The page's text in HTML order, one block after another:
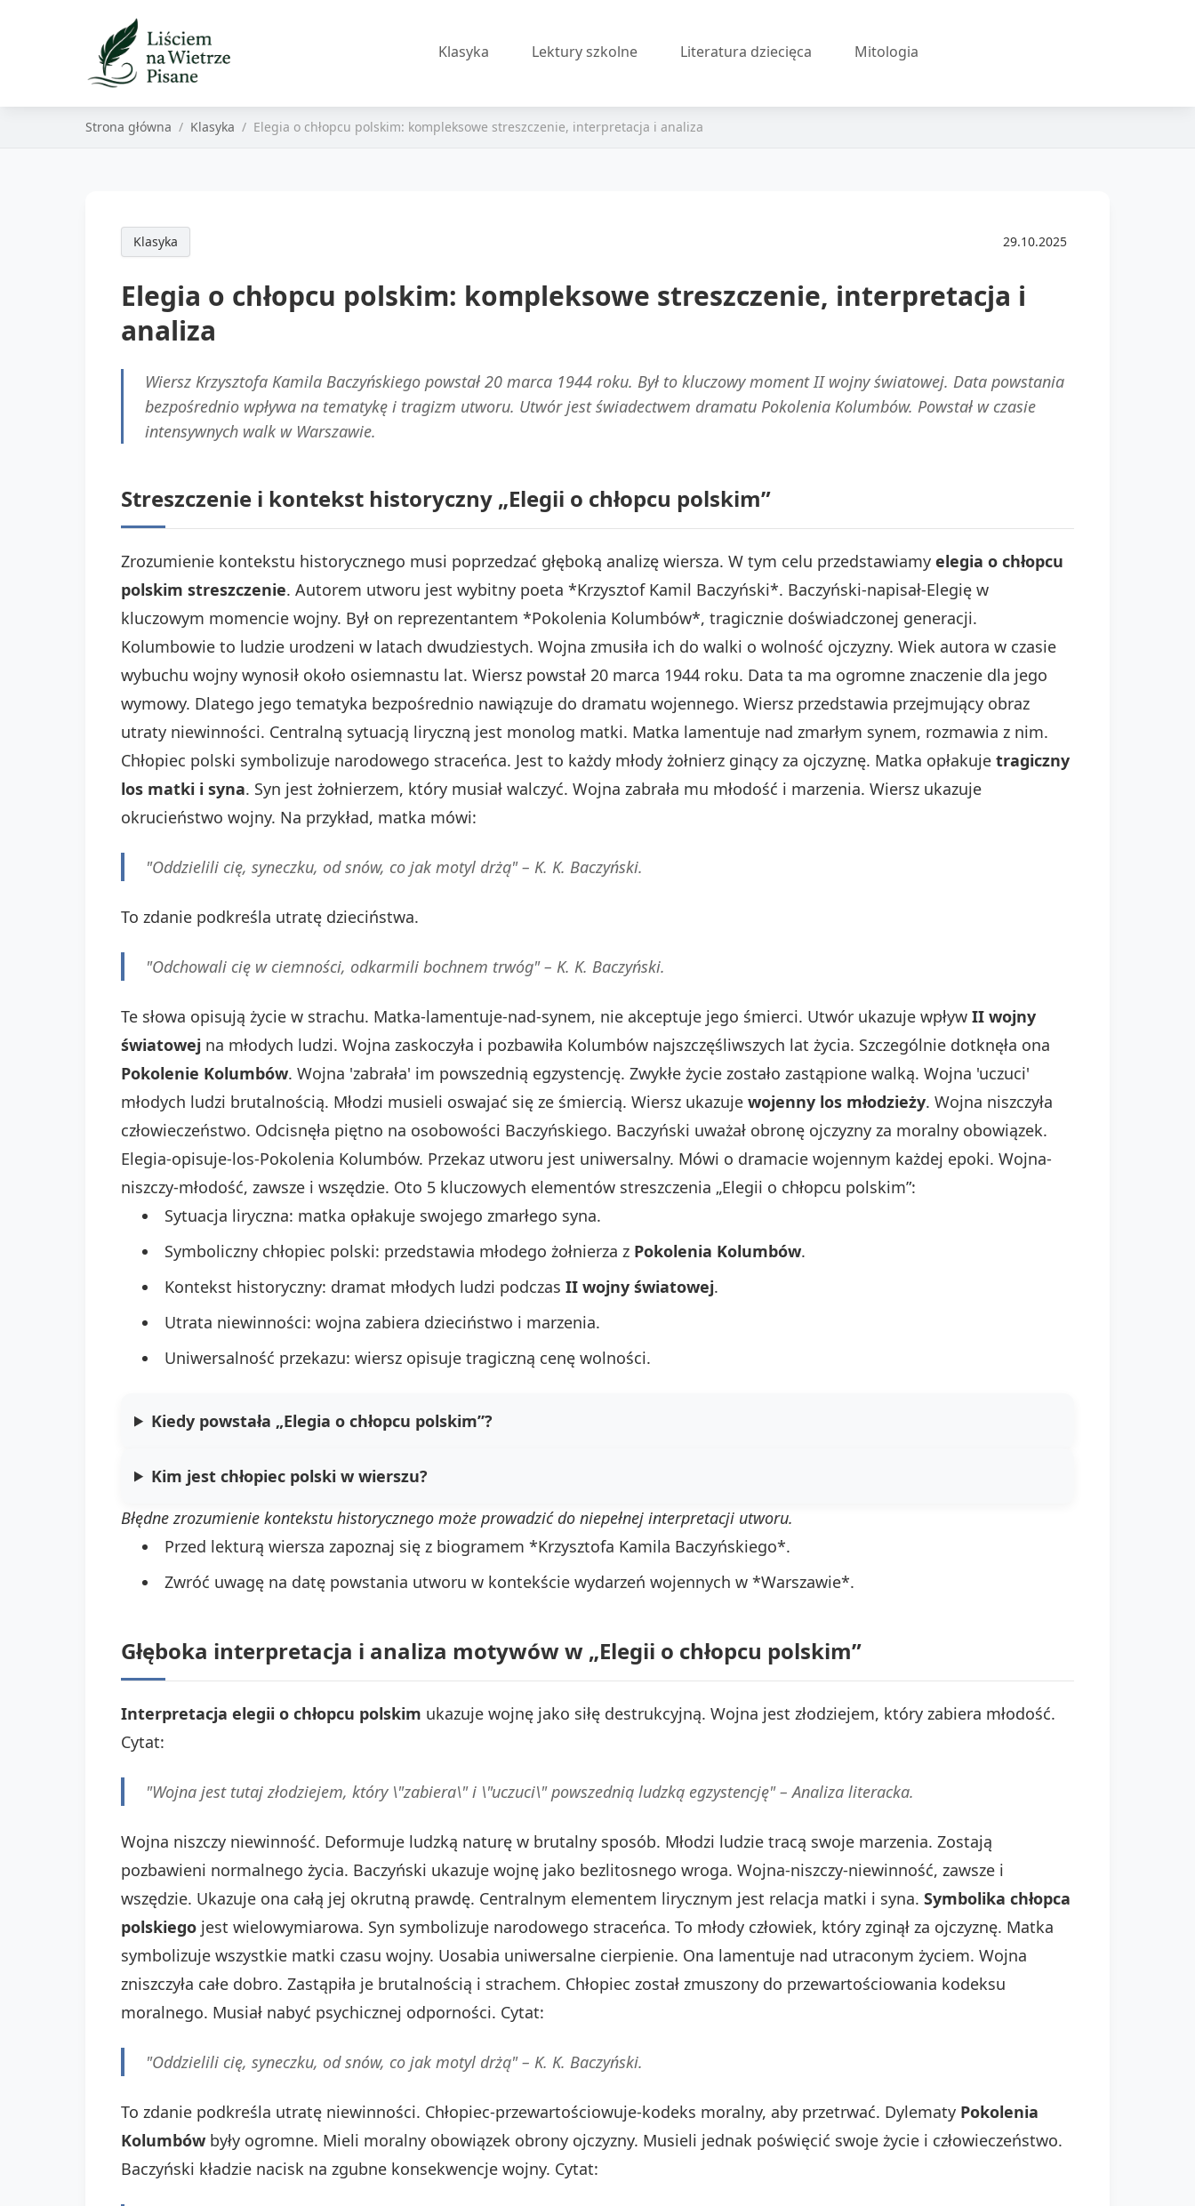
Klasyka Lektury szkolne Literatura dziecięca Mitologia
Strona główna Klasyka Elegia o chłopcu polskim: kompleksowe streszczenie, interpretacja i analiza
Klasyka 29.10.2025
Elegia o chłopcu polskim: kompleksowe streszczenie, interpretacja i
analiza
Wiersz Krzysztofa Kamila Baczyńskiego powstał 20 marca 1944 roku. Był to kluczowy moment II wojny światowej. Data powstania
bezpośrednio wpływa na tematykę i tragizm utworu. Utwór jest świadectwem dramatu Pokolenia Kolumbów. Powstał w czasie
intensywnych walk w Warszawie.
Streszczenie i kontekst historyczny „Elegii o chłopcu polskim”
Zrozumienie kontekstu historycznego musi poprzedzać głęboką analizę wiersza. W tym celu przedstawiamy elegia o chłopcu
polskim streszczenie. Autorem utworu jest wybitny poeta *Krzysztof Kamil Baczyński*. Baczyński-napisał-Elegię w
kluczowym momencie wojny. Był on reprezentantem *Pokolenia Kolumbów*, tragicznie doświadczonej generacji.
Kolumbowie to ludzie urodzeni w latach dwudziestych. Wojna zmusiła ich do walki o wolność ojczyzny. Wiek autora w czasie
wybuchu wojny wynosił około osiemnastu lat. Wiersz powstał 20 marca 1944 roku. Data ta ma ogromne znaczenie dla jego
wymowy. Dlatego jego tematyka bezpośrednio nawiązuje do dramatu wojennego. Wiersz przedstawia przejmujący obraz
utraty niewinności. Centralną sytuacją liryczną jest monolog matki. Matka lamentuje nad zmarłym synem, rozmawia z nim.
Chłopiec polski symbolizuje narodowego straceńca. Jest to każdy młody żołnierz ginący za ojczyznę. Matka opłakuje tragiczny
los matki i syna. Syn jest żołnierzem, który musiał walczyć. Wojna zabrała mu młodość i marzenia. Wiersz ukazuje
okrucieństwo wojny. Na przykład, matka mówi:
"Oddzielili cię, syneczku, od snów, co jak motyl drżą" – K. K. Baczyński.
To zdanie podkreśla utratę dzieciństwa.
"Odchowali cię w ciemności, odkarmili bochnem trwóg" – K. K. Baczyński.
Te słowa opisują życie w strachu. Matka-lamentuje-nad-synem, nie akceptuje jego śmierci. Utwór ukazuje wpływ II wojny
światowej na młodych ludzi. Wojna zaskoczyła i pozbawiła Kolumbów najszczęśliwszych lat życia. Szczególnie dotknęła ona
Pokolenie Kolumbów. Wojna 'zabrała' im powszednią egzystencję. Zwykłe życie zostało zastąpione walką. Wojna 'uczuci'
młodych ludzi brutalnością. Młodzi musieli oswajać się ze śmiercią. Wiersz ukazuje wojenny los młodzieży. Wojna niszczyła
człowieczeństwo. Odcisnęła piętno na osobowości Baczyńskiego. Baczyński uważał obronę ojczyzny za moralny obowiązek.
Elegia-opisuje-los-Pokolenia Kolumbów. Przekaz utworu jest uniwersalny. Mówi o dramacie wojennym każdej epoki. Wojna-
niszczy-młodość, zawsze i wszędzie. Oto 5 kluczowych elementów streszczenia „Elegii o chłopcu polskim”:
Sytuacja liryczna: matka opłakuje swojego zmarłego syna.
Symboliczny chłopiec polski: przedstawia młodego żołnierza z Pokolenia Kolumbów.
Kontekst historyczny: dramat młodych ludzi podczas II wojny światowej.
Utrata niewinności: wojna zabiera dzieciństwo i marzenia.
Uniwersalność przekazu: wiersz opisuje tragiczną cenę wolności.
Kiedy powstała „Elegia o chłopcu polskim”?
Kim jest chłopiec polski w wierszu?
Błędne zrozumienie kontekstu historycznego może prowadzić do niepełnej interpretacji utworu.
Przed lekturą wiersza zapoznaj się z biogramem *Krzysztofa Kamila Baczyńskiego*.
Zwróć uwagę na datę powstania utworu w kontekście wydarzeń wojennych w *Warszawie*.
Głęboka interpretacja i analiza motywów w „Elegii o chłopcu polskim”
Interpretacja elegii o chłopcu polskim ukazuje wojnę jako siłę destrukcyjną. Wojna jest złodziejem, który zabiera młodość.
Cytat:
"Wojna jest tutaj złodziejem, który \"zabiera\" i \"uczuci\" powszednią ludzką egzystencję" – Analiza literacka.
Wojna niszczy niewinność. Deformuje ludzką naturę w brutalny sposób. Młodzi ludzie tracą swoje marzenia. Zostają
pozbawieni normalnego życia. Baczyński ukazuje wojnę jako bezlitosnego wroga. Wojna-niszczy-niewinność, zawsze i
wszędzie. Ukazuje ona całą jej okrutną prawdę. Centralnym elementem lirycznym jest relacja matki i syna. Symbolika chłopca
polskiego jest wielowymiarowa. Syn symbolizuje narodowego straceńca. To młody człowiek, który zginął za ojczyznę. Matka
symbolizuje wszystkie matki czasu wojny. Uosabia uniwersalne cierpienie. Ona lamentuje nad utraconym życiem. Wojna
zniszczyła całe dobro. Zastąpiła je brutalnością i strachem. Chłopiec został zmuszony do przewartościowania kodeksu
moralnego. Musiał nabyć psychicznej odporności. Cytat:
"Oddzielili cię, syneczku, od snów, co jak motyl drżą" – K. K. Baczyński.
To zdanie podkreśla utratę niewinności. Chłopiec-przewartościowuje-kodeks moralny, aby przetrwać. Dylematy Pokolenia
Kolumbów były ogromne. Mieli moralny obowiązek obrony ojczyzny. Musieli jednak poświęcić swoje życie i człowieczeństwo.
Baczyński kładzie nacisk na zgubne konsekwencje wojny. Cytat: